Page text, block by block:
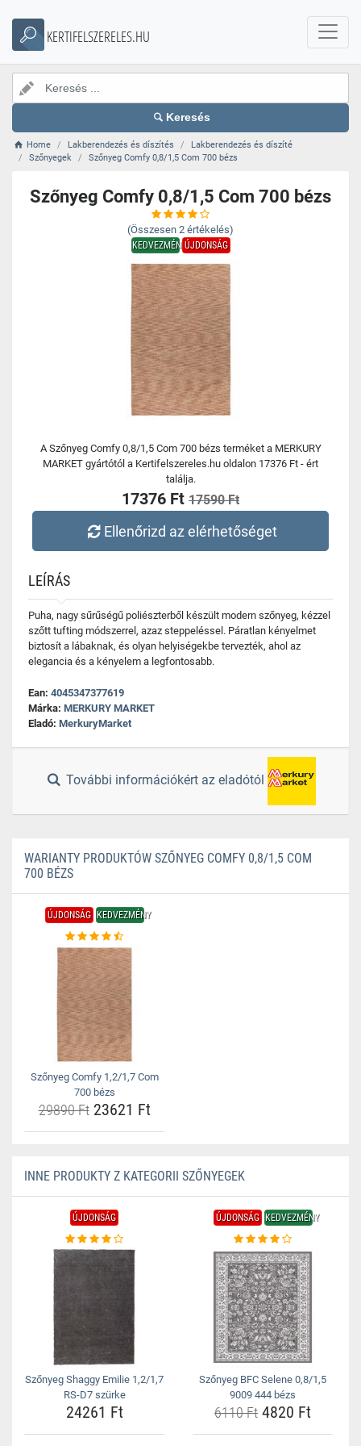
KERTIFELSZERELES.HU
Keresés
Home Lakberendezés és díszítés
Lakberendezés és díszíté
Szőnyegek
Szőnyeg Comfy 0,8/1,5 Com 700 bézs
Szőnyeg Comfy 0,8/1,5 Com 700 bézs
(Összesen 2 értékelés)
KEDVEZMÉNYÚJDONSÁG
A Szőnyeg Comfy 0,8/1,5 Com 700 bézs terméket a MERKURY
MARKET gyártótól a Kertifelszereles.hu oldalon 17376 Ft - ért
találja.
17376 Ft 17590 Ft
Ellenőrizd az elérhetőséget
LEÍRÁS
Puha, nagy sűrűségű poliészterből készült modern szőnyeg, kézzel
szőtt tufting módszerrel, azaz steppeléssel. Páratlan kényelmet
biztosít a lábaknak, és olyan helyiségekbe tervezték, ahol az
elegancia és a kényelem a legfontosabb.
Ean: 4045347377619
Márka: MERKURY MARKET
Eladó: MerkuryMarket
További információkért az eladótól
WARIANTY PRODUKTÓW SZŐNYEG COMFY 0,8/1,5 COM
700 BÉZS
ÚJDONSÁG KEDVEZMÉNY
Szőnyeg Comfy 1,2/1,7 Com
700 bézs
29890 Ft23621 Ft
INNE PRODUKTY Z KATEGORII SZŐNYEGEK
ÚJDONSÁG
Szőnyeg Shaggy Emilie 1,2/1,7
RS-D7 szürke
24261 Ft
ÚJDONSÁG KEDVEZMÉNY
Szőnyeg BFC Selene 0,8/1,5
9009 444 bézs
6110 Ft 4820 Ft